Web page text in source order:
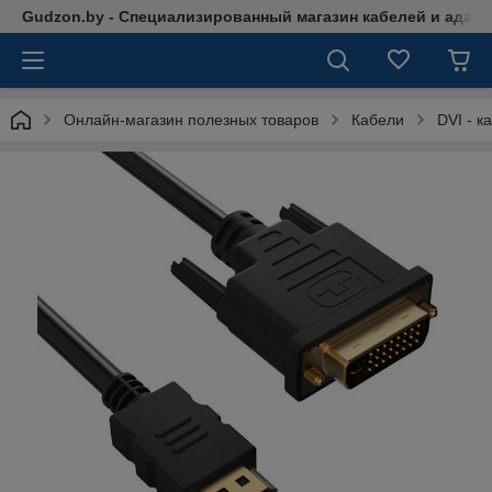
Gudzon.by - Специализированный магазин кабелей и
Онлайн-магазин полезных товаров Кабели DVI -